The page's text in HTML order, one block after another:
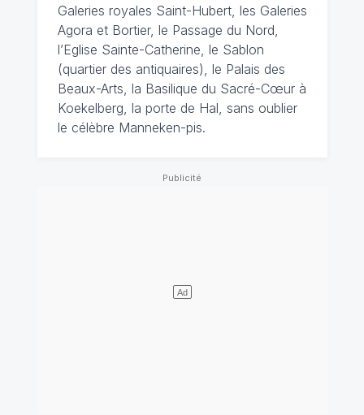
Galeries royales Saint-Hubert, les Galeries
Agora et Bortier, le Passage du Nord,
l’Eglise Sainte-Catherine, le Sablon
(quartier des antiquaires), le Palais des
Beaux-Arts, la Basilique du Sacré-Cœur à
Koekelberg, la porte de Hal, sans oublier
le célèbre Manneken-pis.